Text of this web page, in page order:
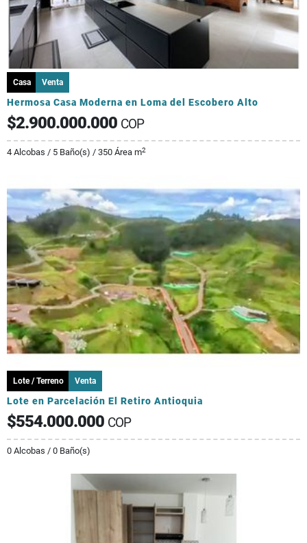
Casa Venta
Hermosa Casa Moderna en Loma del Escobero Alto
$2.900.000.000 COP
4 Alcobas / 5 Baño(s) / 350 Área m2
Lote / Terreno Venta
Lote en Parcelación El Retiro Antioquia
$554.000.000 COP
0 Alcobas / 0 Baño(s)